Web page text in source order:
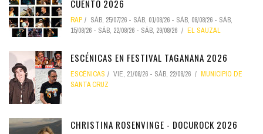
CUENTO 2026
RAP SÁB, 25/07/26 - SÁB, 01/08/26 - SÁB, 08/08/26 - SÁB,
15/08/26 - SÁB, 22/08/26 - SÁB, 29/08/26 EL SAUZAL
ESCÉNICAS EN FESTIVAL TAGANANA 2026
ESCÉNICAS VIE, 21/08/26 - SÁB, 22/08/26
MUNICIPIO DE
SANTA CRUZ
CHRISTINA ROSENVINGE - DOCUROCK 2026